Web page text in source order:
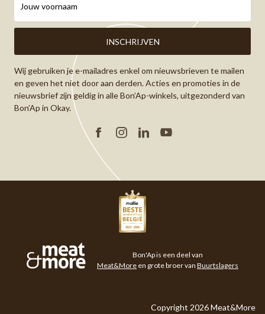
Wij gebruiken je e-mailadres enkel om nieuwsbrieven te mailen
en geven het niet door aan derden. Acties en promoties in de
nieuwsbrief zijn geldig in alle Bon’Ap-winkels, uitgezonderd van
Bon’Ap in Okay.
FacebookInstagram
Linkedin
Bon'Ap is een deel van
Meat&More en grote broer van Buurtslagers
Copyright 2026 Meat&More